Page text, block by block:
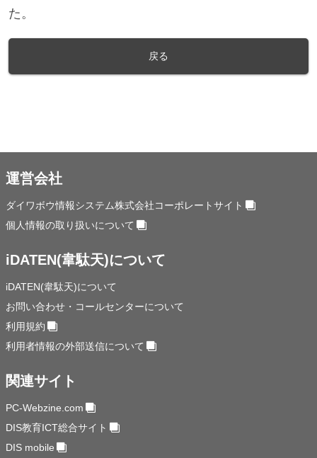
た。
戻る
運営会社
ダイワボウ情報システム株式会社コーポレートサイト
個人情報の取り扱いについて
iDATEN(韋駄天)について
iDATEN(韋駄天)について
お問い合わせ・コールセンターについて
利用規約
利用者情報の外部送信について
関連サイト
PC-Webzine.com
DIS教育ICT総合サイト
DIS mobile